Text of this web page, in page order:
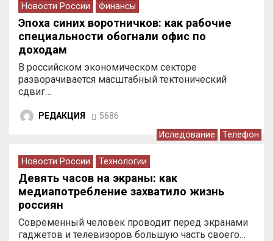
Новости России Финансы
Эпоха синих воротничков: как рабочие
специальности обогнали офис по
доходам
В российском экономическом секторе
разворачивается масштабный тектонический
сдвиг…
РЕДАКЦИЯ 5686
Иследование Телефон
Новости России Технологии
Девять часов на экраны: как
медиапотребление захватило жизнь
россиян
Современный человек проводит перед экранами
гаджетов и телевизоров большую часть своего…